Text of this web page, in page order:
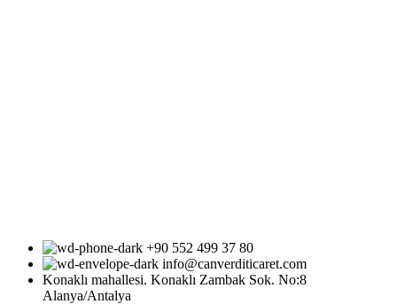
+90 552 499 37 80
info@canverditicaret.com
Konaklı mahallesi. Konaklı Zambak Sok. No:8
Alanya/Antalya